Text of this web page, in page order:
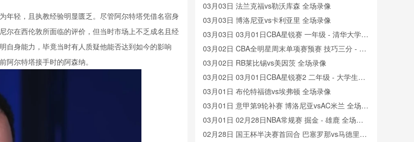
年轻，且执教经验明显匮乏。尽管阿尔特塔凭借名宿身
尔在西伦敦所面临的评价，但当时市场上不乏成名且经
自身能力，毕竟当时有人质疑他能否达到如今的影响
尔特塔接手时的阿森纳。
03月03日 法兰克福vs勒沃库森 全场录像
03月03日 博洛尼亚vs卡利亚里 全场录像
03月03日 03月01日CBA星锐赛 一年级 - 清华大学
全场录像
03月02日 CBA全明星周末单项赛预赛 技巧三分 - 扣
篮大赛 全场录像
03月02日 RB莱比锡vs美因茨 全场录像
03月02日 03月01日CBA星锐赛2 二年级 - 大学生联
队 全场录像
03月01日 布伦特福德vs埃弗顿 全场录像
03月01日 意甲第9轮补赛 博洛尼亚vsAC米兰 全场录
像
03月01日 02月28日NBA常规赛 掘金 - 雄鹿 全场录
像
02月28日 国王杯半决赛首回合 巴塞罗那vs马德里竞